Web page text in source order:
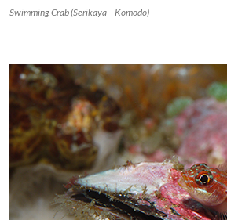
Swimming Crab (Serikaya – Komodo)